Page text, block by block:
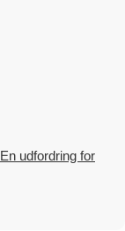
udfordring for